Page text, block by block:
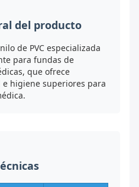
del producto
de PVC especializada
para fundas de
que ofrece
higiene superiores para